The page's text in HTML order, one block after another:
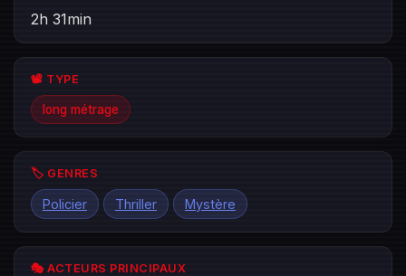
2h 31min
📽️ TYPE
long métrage
🏷️ GENRES
Policier Thriller Mystère
🎭 ACTEURS PRINCIPAUX